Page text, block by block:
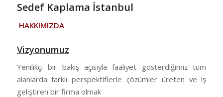
Sedef Kaplama İstanbul
HAKKIMIZDA
Vizyonumuz
Yenilikçi bir bakış açısıyla faaliyet gösterdiğimiz tüm
alanlarda farklı perspektiflerle çözümler üreten ve iş
geliştiren bir firma olmak